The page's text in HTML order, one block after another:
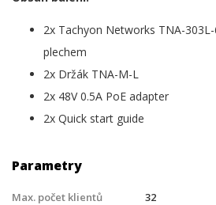
2x Tachyon Networks TNA-
plechem
2x Držák TNA-M-L
2x 48V 0.5A PoE adapter
2x Quick start guide
Parametry
Max. počet klientů 32